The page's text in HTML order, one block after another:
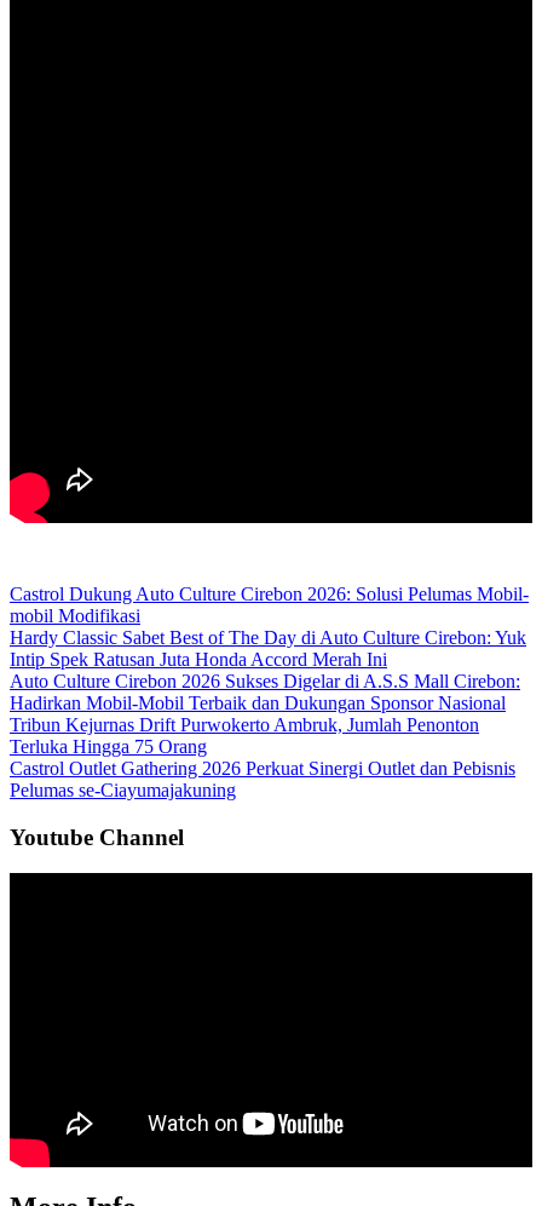
Castrol Dukung Auto Culture Cirebon 2026: Solusi Pelumas Mobil-
mobil Modifikasi
Hardy Classic Sabet Best of The Day di Auto Culture Cirebon: Yuk
Intip Spek Ratusan Juta Honda Accord Merah Ini
Auto Culture Cirebon 2026 Sukses Digelar di A.S.S Mall Cirebon:
Hadirkan Mobil-Mobil Terbaik dan Dukungan Sponsor Nasional
Tribun Kejurnas Drift Purwokerto Ambruk, Jumlah Penonton
Terluka Hingga 75 Orang
Castrol Outlet Gathering 2026 Perkuat Sinergi Outlet dan Pebisnis
Pelumas se-Ciayumajakuning
Youtube Channel